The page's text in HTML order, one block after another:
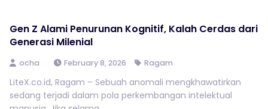
Gen Z Alami Penurunan Kognitif, Kalah Cerdas dari
Generasi Milenial
ocha February 8, 2026 Ragam
LiteX.co.id, Ragam – Sebuah anomali mengkhawatirkan
sedang terjadi dalam pola perkembangan intelektual